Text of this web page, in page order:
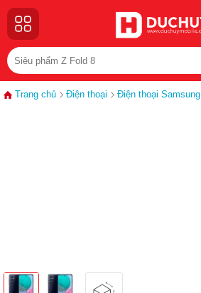
Trang chủ Điện thoại Điện thoại Samsung